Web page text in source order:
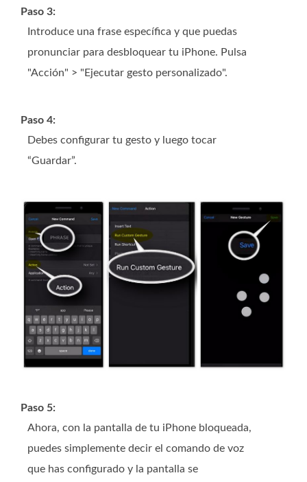
Paso 3:
Introduce una frase específica y que puedas
pronunciar para desbloquear tu iPhone. Pulsa
"Acción" > "Ejecutar gesto personalizado".
Paso 4:
Debes configurar tu gesto y luego tocar
“Guardar”.
Paso 5:
Ahora, con la pantalla de tu iPhone bloqueada,
puedes simplemente decir el comando de voz
que has configurado y la pantalla se